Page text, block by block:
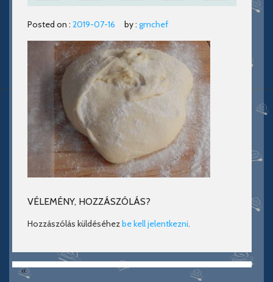
Posted on : 2019-07-16 by : gmchef
VÉLEMÉNY, HOZZÁSZÓLÁS?
Hozzászólás küldéséhezbe kell jelentkezni.
«